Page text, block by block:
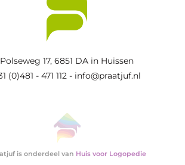
Polseweg 17, 6851 DA in Huissen
(0)481 - 471 112 - info@praatjuf.nl
is onderdeel van Huis voor Logopedie